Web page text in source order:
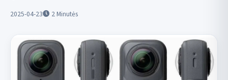
2025-04-23 2Minutės